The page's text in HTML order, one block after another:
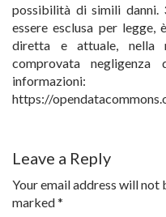
possibilità di simili danni.
essere esclusa per
diretta e attuale, nella
comprovata negligenza
informazioni:
https://
Leave a Reply
Your email address will not
marked*